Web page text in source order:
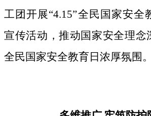
工团开展“4.15”全民国家安全
宣传活动，推动国家安全理念
全民国家安全教育日浓厚氛围。